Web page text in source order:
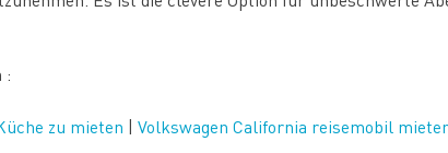
:
zu mieten Volkswagen California reisemobil